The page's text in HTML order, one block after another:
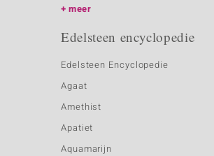
meer
Edelsteen encyclopedie
Edelsteen Encyclopedie
Agaat
Amethist
Apatiet
Aquamarijn